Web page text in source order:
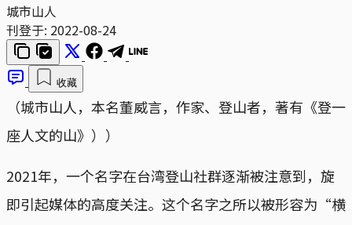
城市山人
刊登于: 2022-08-24
收藏
（城市山人，本名董威言，作家、登山者，著有《登一
座人文的山》））
2021年，一个名字在台湾登山社群逐渐被注意到，旋
即引起媒体的高度关注。这个名字之所以被形容为“横